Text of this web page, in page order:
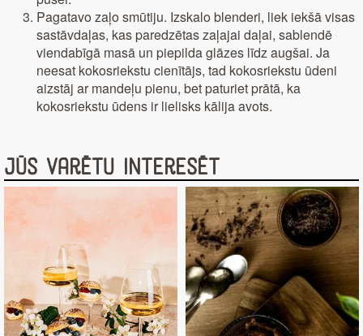
Pagatavo zaļo smūtiju. Izskalo blenderi, liek iekšā visas
sastāvdaļas, kas paredzētas zaļajai daļai, sablendē
viendabīgā masā un piepilda glāzes līdz augšai. Ja
neesat kokosriekstu cienītājs, tad kokosriekstu ūdeni
aizstāj ar mandeļu pienu, bet paturiet prātā, ka
kokosriekstu ūdens ir lielisks kālija avots.
Jūs varētu interesēt